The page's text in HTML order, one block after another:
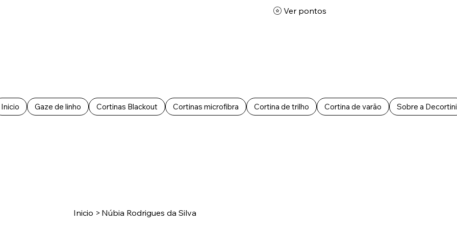
Inicio Gaze de linho Cortinas Blackout Cortinas microfibra Cortina de trilho Cortina de varão Sobre a Decortini
Ver pontos
Inicio > Núbia Rodrigues da Silva